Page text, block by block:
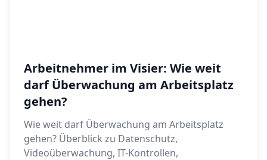
Arbeitnehmer im Visier: Wie weit
darf Überwachung am Arbeitsplatz
gehen?
Wie weit darf Überwachung am Arbeitsplatz
gehen? Überblick zu Datenschutz,
Videoüberwachung, IT-Kontrollen,